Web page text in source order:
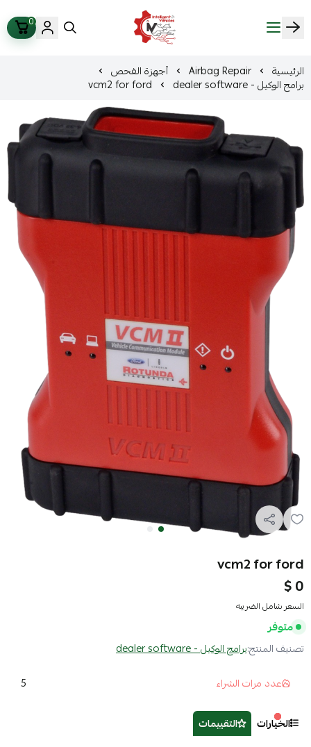
ذكاء المركبات Intelligent Vehicles
0
الرئيسية Airbag Repair أجهزة الفحص
برامج الوكيل - dealer software vcm2 for ford
vcm2 for ford
0 $
السعر شامل الضريبه
متوفر
تصنيف المنتج:برامج الوكيل - dealer software
عدد مرات الشراء
5
الخيارات
التقييمات